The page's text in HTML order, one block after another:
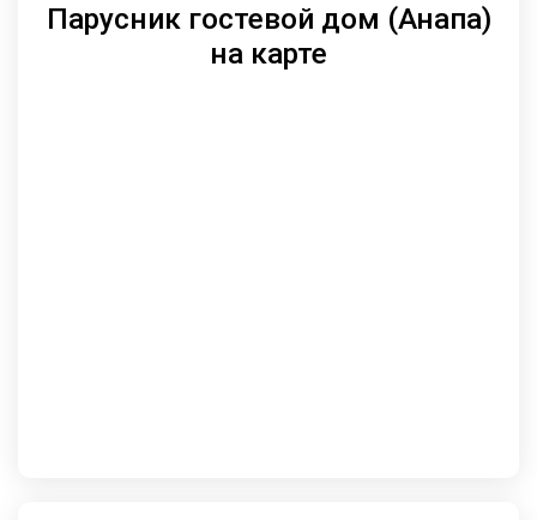
Парусник гостевой дом (Анапа)
на карте